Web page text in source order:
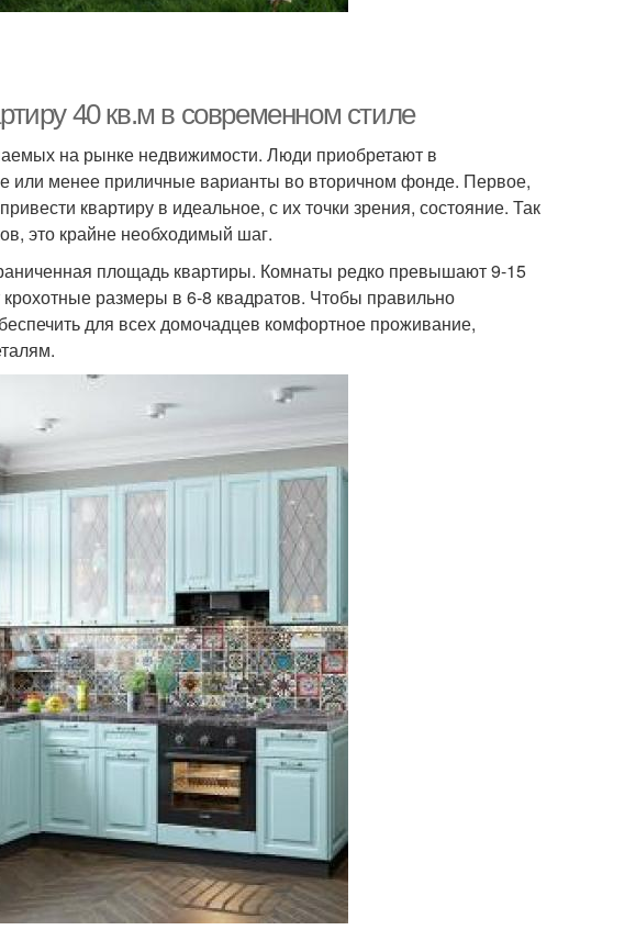
40 кв.м в современном стиле
на рынке недвижимости. Люди приобретают в
или менее приличные варианты во вторичном фонде. Первое,
квартиру в идеальное, с их точки зрения, состояние. Так
это крайне необходимый шаг.
площадь квартиры. Комнаты редко превышают 9-15
размеры в 6-8 квадратов. Чтобы правильно
для всех домочадцев комфортное проживание,